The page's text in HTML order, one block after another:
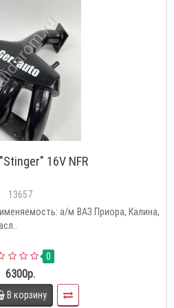
16V NFR
13657
а/м ВАЗ Приора, Калина,
0
6300р.
В корзину